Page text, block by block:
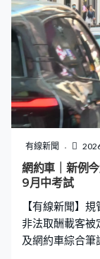
上泥漿停留，就
約10萬元，又稱
新栽種花苗。
幾百公頃土地、
強大的水泵都無
直強降雨，我們
天氣愈來愈難做
雨警告信號，
記錄以來總雨
估計多個熱帶
關。香港氣象學
小的桶，現在
有線新聞
網約車｜新例
9月中考試
【有線新聞】
非法取酬載客被
及網約車綜合筆